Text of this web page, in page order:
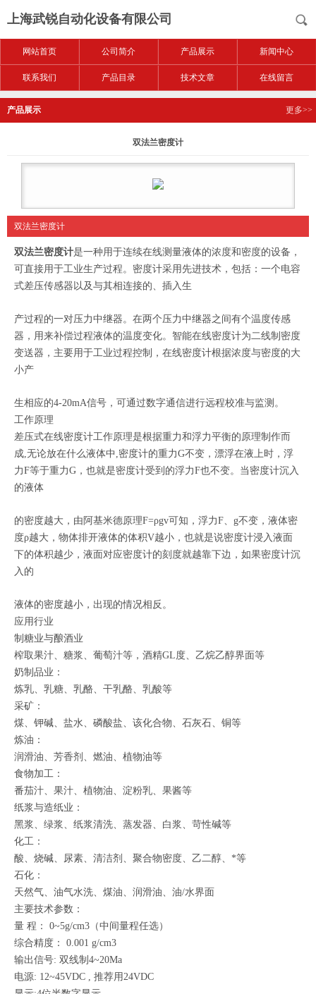
上海武锐自动化设备有限公司
网站首页 公司简介 产品展示 新闻中心
联系我们 产品目录 技术文章 在线留言
产品展示 更多>>
双法兰密度计
双法兰密度计
双法兰密度计是一种用于连续在线测量液体的浓度和密度的设备，
可直接用于工业生产过程。密度计采用先进技术，包括：一个电容
式差压传感器以及与其相连接的、插入生
产过程的一对压力中继器。在两个压力中继器之间有个温度传感
器，用来补偿过程液体的温度变化。智能在线密度计为二线制密度
变送器，主要用于工业过程控制，在线密度计根据浓度与密度的大
小产
生相应的4-20mA信号，可通过数字通信进行远程校准与监测。
工作原理
差压式在线密度计工作原理是根据重力和浮力平衡的原理制作而
成,无论放在什么液体中,密度计的重力G不变，漂浮在液上时，浮
力F等于重力G，也就是密度计受到的浮力F也不变。当密度计沉入
的液体
的密度越大，由阿基米德原理F=ρgv可知，浮力F、g不变，液体密
度ρ越大，物体排开液体的体积V越小，也就是说密度计浸入液面
下的体积越少，液面对应密度计的刻度就越靠下边，如果密度计沉
入的
液体的密度越小，出现的情况相反。
应用行业
制糖业与酿酒业
榨取果汁、糖浆、葡萄汁等，酒精GL度、乙烷乙醇界面等
奶制品业：
炼乳、乳糖、乳酪、干乳酪、乳酸等
采矿：
煤、钾碱、盐水、磷酸盐、该化合物、石灰石、铜等
炼油：
润滑油、芳香剂、燃油、植物油等
食物加工：
番茄汁、果汁、植物油、淀粉乳、果酱等
纸浆与造纸业：
黑浆、绿浆、纸浆清洗、蒸发器、白浆、苛性碱等
化工：
酸、烧碱、尿素、清洁剂、聚合物密度、乙二醇、*等
石化：
天然气、油气水洗、煤油、润滑油、油/水界面
主要技术参数：
量 程： 0~5g/cm3（中间量程任选）
综合精度： 0.001 g/cm3
输出信号: 双线制4~20Ma
电源: 12~45VDC , 推荐用24VDC